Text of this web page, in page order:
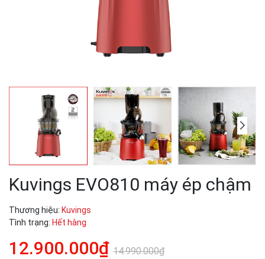
Kuvings EVO810 máy ép chậm
Thương hiệu: Kuvings
Tình trạng: Hết hàng
12.900.000₫ 14.990.000₫